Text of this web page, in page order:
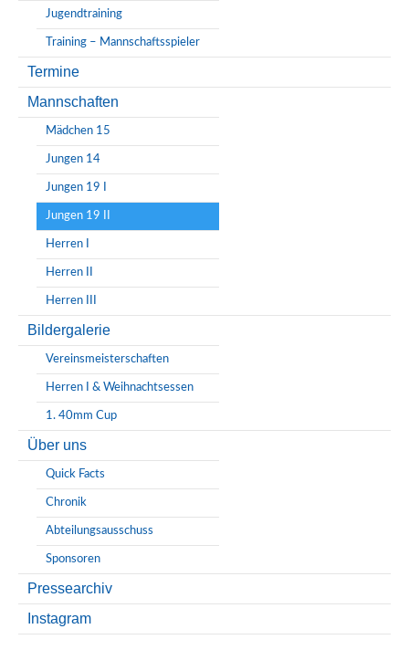
Jugendtraining
Training – Mannschaftsspieler
Termine
Mannschaften
Mädchen 15
Jungen 14
Jungen 19 I
Jungen 19 II
Herren I
Herren II
Herren III
Bildergalerie
Vereinsmeisterschaften
Herren I & Weihnachtsessen
1. 40mm Cup
Über uns
Quick Facts
Chronik
Abteilungsausschuss
Sponsoren
Pressearchiv
Instagram